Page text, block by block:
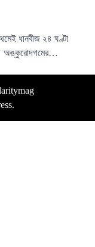
ধানবীজ ২৪ ঘণ্টা
অঙ্কুরোদগমের…
.